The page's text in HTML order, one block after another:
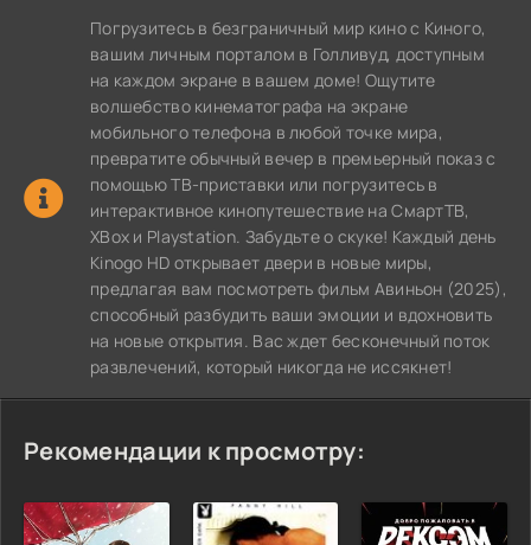
Погрузитесь в безграничный мир кино с Киного,
вашим личным порталом в Голливуд, доступным
на каждом экране в вашем доме! Ощутите
волшебство кинематографа на экране
мобильного телефона в любой точке мира,
превратите обычный вечер в премьерный показ с
помощью ТВ-приставки или погрузитесь в
интерактивное кинопутешествие на СмартТВ,
XBox и Playstation. Забудьте о скуке! Каждый день
Kinogo HD открывает двери в новые миры,
предлагая вам посмотреть фильм Авиньон (2025),
способный разбудить ваши эмоции и вдохновить
на новые открытия. Вас ждет бесконечный поток
развлечений, который никогда не иссякнет!
Рекомендации к просмотру: